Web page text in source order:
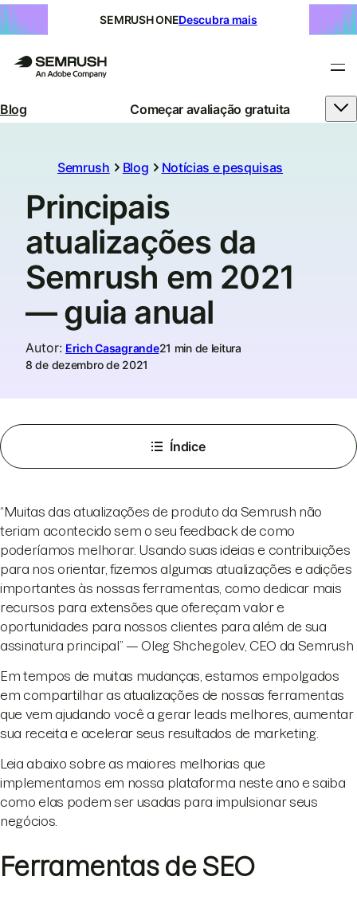
SEMRUSH ONEDescubra mais
Blog Começar avaliação gratuita
Semrush Blog Notícias e pesquisas
Principais
atualizações da
Semrush em 2021
— guia anual
Autor: Erich Casagrande21 min de leitura
8 de dezembro de 2021
Índice
“Muitas das atualizações de produto da Semrush não
teriam acontecido sem o seu feedback de como
poderíamos melhorar. Usando suas ideias e contribuições
para nos orientar, fizemos algumas atualizações e adições
importantes às nossas ferramentas, como dedicar mais
recursos para extensões que ofereçam valor e
oportunidades para nossos clientes para além de sua
assinatura principal” — Oleg Shchegolev, CEO da Semrush
Em tempos de muitas mudanças, estamos empolgados
em compartilhar as atualizações de nossas ferramentas
que vem ajudando você a gerar leads melhores, aumentar
sua receita e acelerar seus resultados de marketing.
Leia abaixo sobre as maiores melhorias que
implementamos em nossa plataforma neste ano e saiba
como elas podem ser usadas para impulsionar seus
negócios.
Ferramentas de SEO